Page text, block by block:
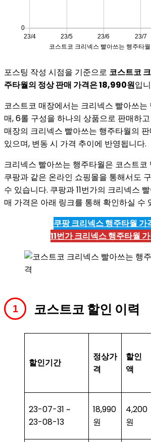
포스팅 작성 시점을 기준으로 코스트코
주타월의 정상 판매 가격은 18,990원입
코스트코 매장에서는 크리넥스 빨아쓰
매, 6롤 구성을 하나의 상품으로 판매하
매장의 크리넥스 빨아쓰는 행주타월의
있으며, 변동 시 가격 추이에 반영됩니다.
크리넥스 빨아쓰는 행주타월은 코스트코
쿠팡과 같은 온라인 쇼핑몰을 통해서도
수 있습니다. 쿠팡과 11번가의 크리넥스
매 가격은 아래 링크를 통해 확인하실 수
쿠팡 크리넥스 행주타월 가
11번가 크리넥스 행주타월
코스트코 할인 이력
할인기간
정상가
격
할인
액
23-07-31 ~
23-08-13
18,990
원
4,200
원